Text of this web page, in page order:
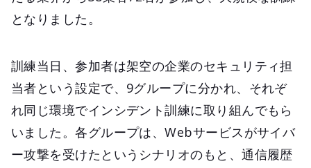
となりました。
訓練当日、参加者は架空の企業のセキュリティ担
当者という設定で、9グループに分かれ、それぞ
れ同じ環境でインシデント訓練に取り組んでもら
いました。各グループは、Webサービスがサイバ
ー攻撃を受けたというシナリオのもと、通信履歴